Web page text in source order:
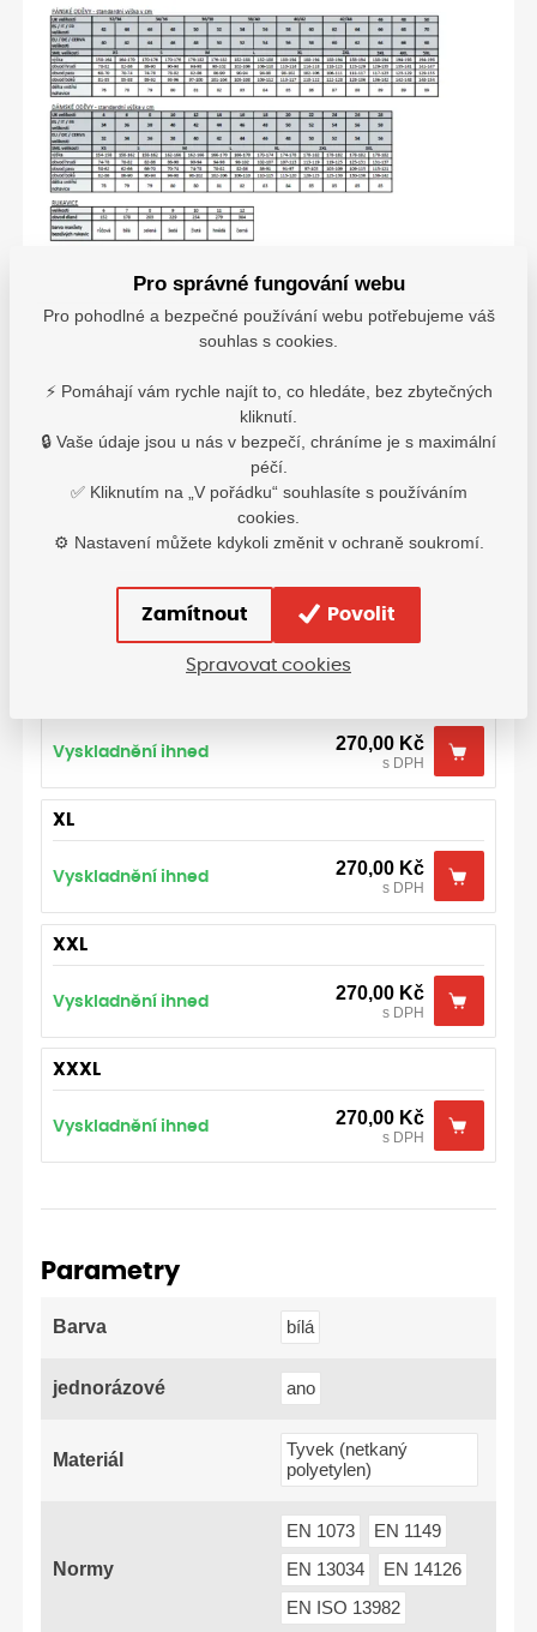
270,00
s DPH
Vyskladnění ihned 270,00 Kč
s DPH
XL
Vyskladnění ihned 270,00 Kč
s DPH
XXL
Vyskladnění ihned 270,00 Kč
s DPH
XXXL
Vyskladnění ihned 270,00 Kč
s DPH
Parametry
Barva bílá
jednorázové ano
Materiál
Tyvek (netkaný
polyetylen)
Normy
EN 1073
EN 1149
EN 13034
EN 14126
EN ISO 13982
Pro správné fungování webu
Pro pohodlné a bezpečné používání webu potřebujeme váš
souhlas s cookies.
⚡ Pomáhají vám rychle najít to, co hledáte, bez zbytečných
kliknutí.
🔒 Vaše údaje jsou u nás v bezpečí, chráníme je s maximální
péčí.
✅ Kliknutím na „V pořádku“ souhlasíte s používáním
cookies.
⚙️ Nastavení můžete kdykoli změnit v ochraně soukromí.
Zamítnout Povolit
Spravovat cookies